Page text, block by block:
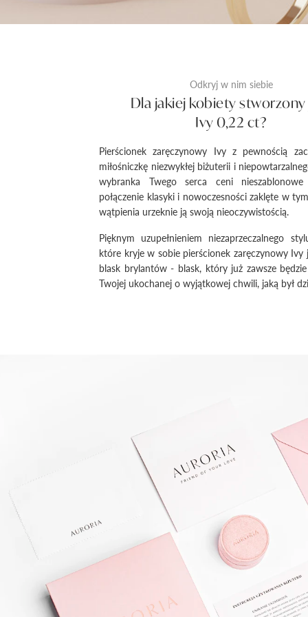
Odkryj w nim siebie
Dla jakiej kobiety
Ivy 0,22 ct?
Pierścionek zaręczynowy Ivy z pewnością
miłośniczkę niezwykłej biżuterii i
wybranka Twego serca ceni nieszablonowe
połączenie klasyki i nowoczesności zaklęte w
wątpienia urzeknie ją swoją nieoczywistością.
Pięknym uzupełnieniem niezaprzeczalnego
które kryje w sobie pierścionek zaręczynowy Ivy
blask brylantów - blask, który już zawsze
Twojej ukochanej o wyjątkowej chwili, jaką był